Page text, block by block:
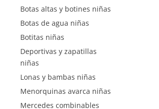
Botas altas y botines niñas
Botas de agua niñas
Botitas niñas
Deportivas y zapatillas
niñas
Lonas y bambas niñas
Menorquinas avarca niñas
Mercedes combinables